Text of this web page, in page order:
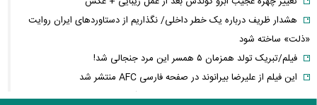
هشدار ظریف درباره یک خطر داخلی/ نگذاریم از دستاوردهای ایران روایت
«ذلت» ساخته شود
فیلم/تبریک تولد همزمان ۵ همسر این مرد جنجالی شد!
این فیلم از علیرضا بیرانوند در صفحه فارسی AFC منتشر شد
فارن پالیسی: موضوع ایران در اختیار دولت آتی اسرائیل نیست/ اپوزیسیون،